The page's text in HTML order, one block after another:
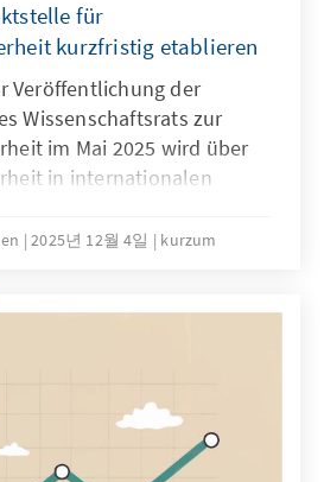
für
kurzfristig etablieren
Veröffentlichung der
Wissenschaftsrats zur
im Mai 2025 wird über
in internationalen
wenigen Jahren im
der Forschung als
Goldstandard – rücken
Überfall Russlands auf
internationaler
mehr in den Fokus.
2025년 12월 4일 kurzum